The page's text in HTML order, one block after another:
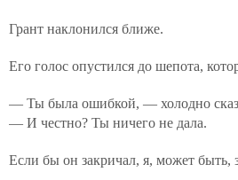
Грант наклонился ближе.
Его голос опустился до шепота,
— Ты была ошибкой, — холодно
— И честно? Ты ничего не дала.
Если бы он закричал, я, может быть,